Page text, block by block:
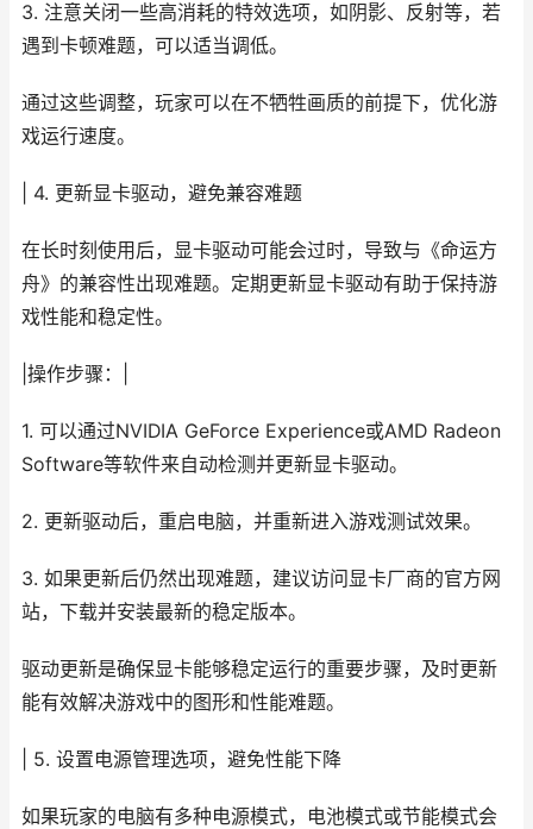
3. 注意关闭一些高消耗的特效选项，如阴影、反射等，若
遇到卡顿难题，可以适当调低。
通过这些调整，玩家可以在不牺牲画质的前提下，优化游
戏运行速度。
| 4. 更新显卡驱动，避免兼容难题
在长时刻使用后，显卡驱动可能会过时，导致与《命运方
舟》的兼容性出现难题。定期更新显卡驱动有助于保持游
戏性能和稳定性。
|操作步骤：|
1. 可以通过NVIDIA GeForce Experience或AMD Radeon
Software等软件来自动检测并更新显卡驱动。
2. 更新驱动后，重启电脑，并重新进入游戏测试效果。
3. 如果更新后仍然出现难题，建议访问显卡厂商的官方网
站，下载并安装最新的稳定版本。
驱动更新是确保显卡能够稳定运行的重要步骤，及时更新
能有效解决游戏中的图形和性能难题。
| 5. 设置电源管理选项，避免性能下降
如果玩家的电脑有多种电源模式，电池模式或节能模式会